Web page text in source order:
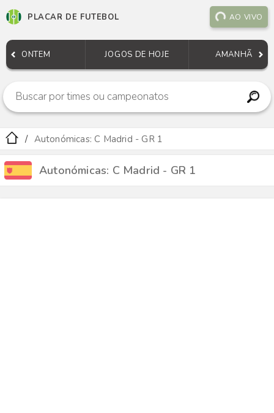
PLACAR DE FUTEBOL AO VIVO
ONTEM JOGOS DE HOJE AMANHÃ
Autonómicas: C Madrid - GR 1
Autonómicas: C Madrid - GR 1